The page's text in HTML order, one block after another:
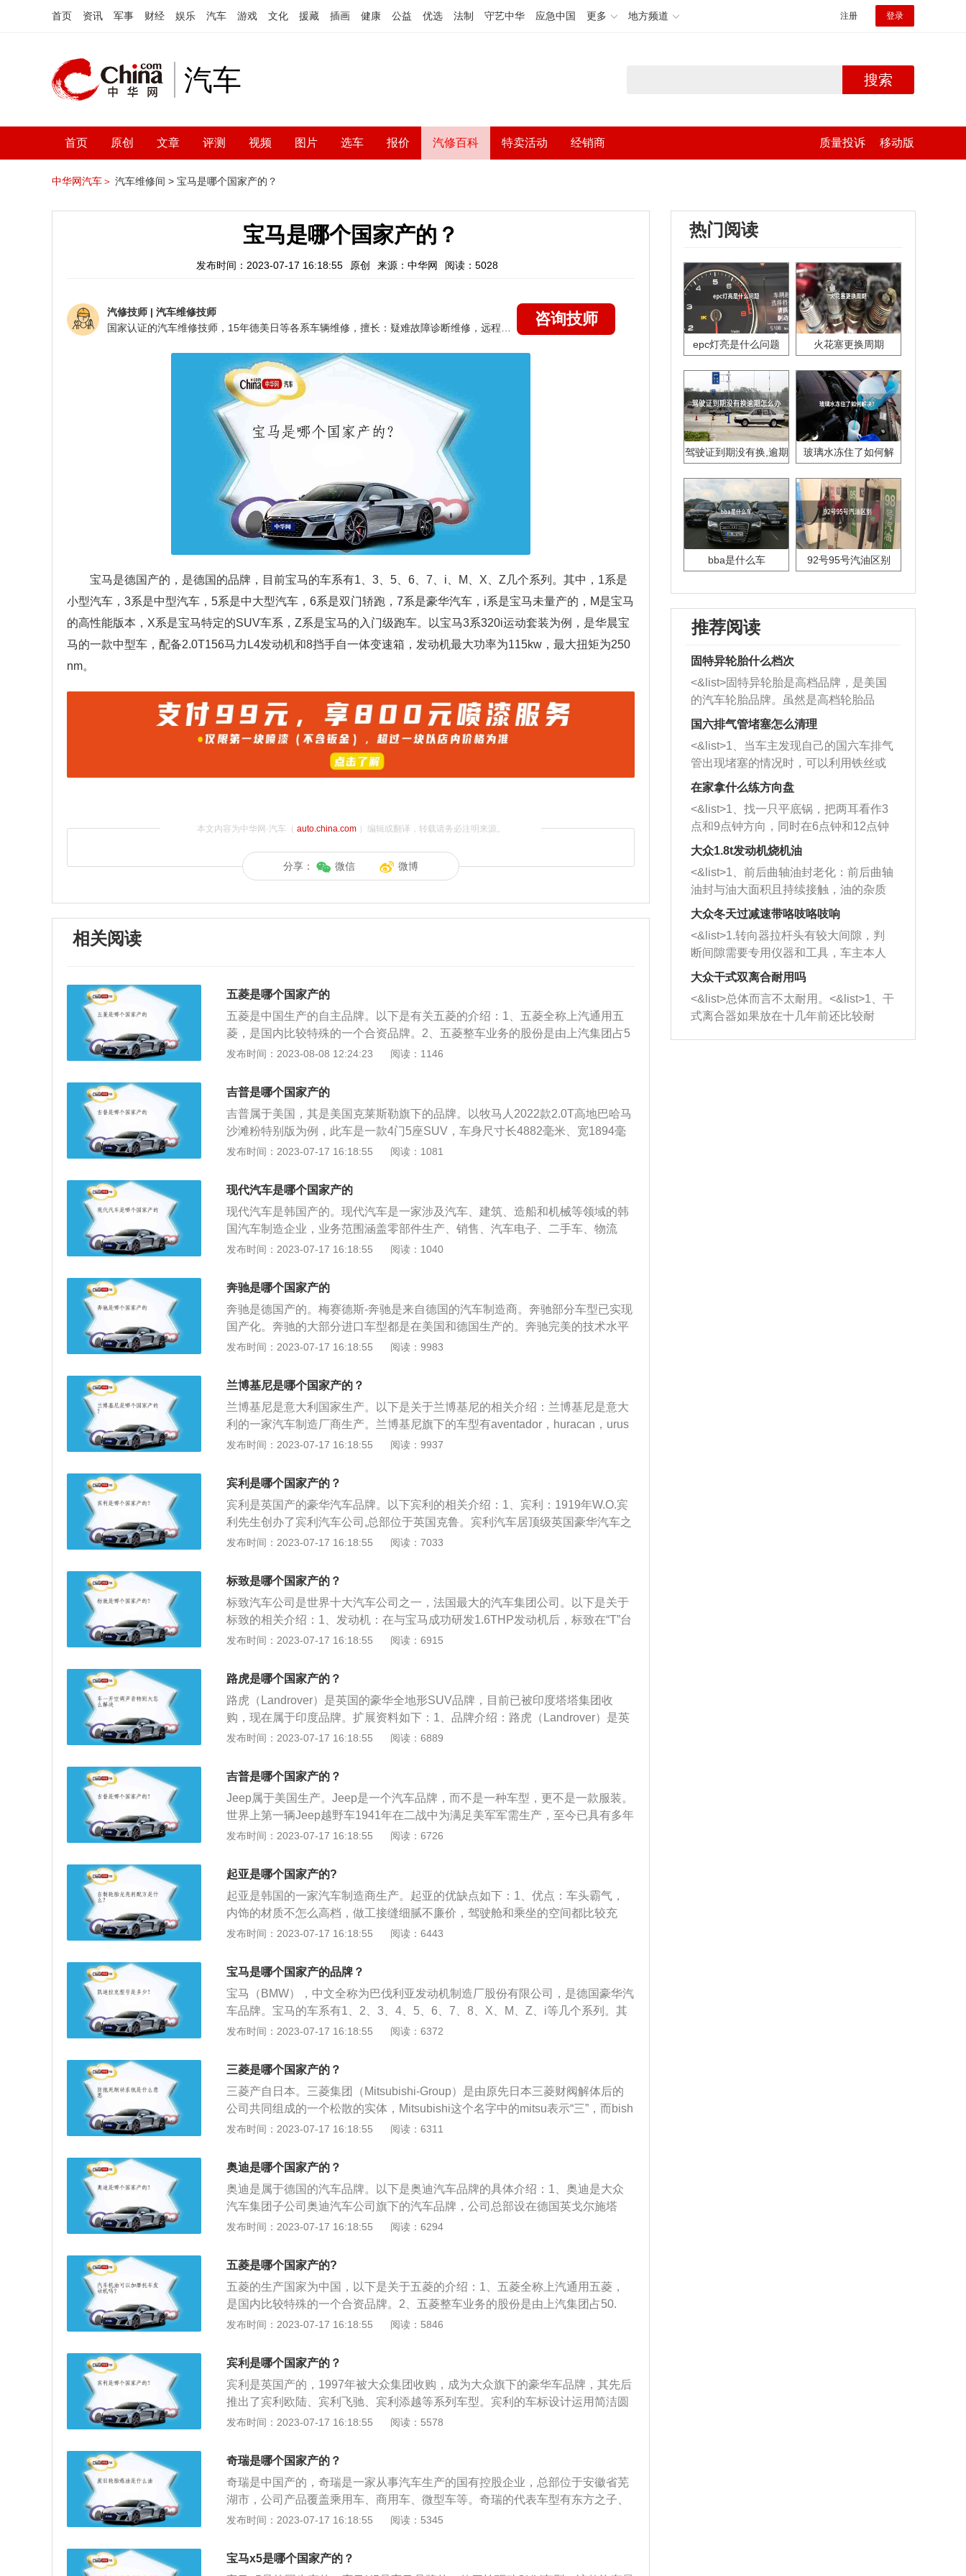
首页 资讯 军事 财经 娱乐 汽车 游戏 文化 援藏 插画 健康 公益 优选 法制 守艺中华 应急中国 更多 地方频道 注册 登录
汽车 搜索
首页 原创 文章 评测 视频 图片 选车 报价 汽修百科 特卖活动 经销商 质量投诉 移动版
中华网汽车＞ 汽车维修间 > 宝马是哪个国家产的？
宝马是哪个国家产的？
发布时间：2023-07-17 16:18:55 原创 来源：中华网 阅读：5028
汽修技师 | 汽车维修技师
咨询技师
宝马是德国产的，是德国的品牌，目前宝马的车系有1、3、5、6、7、i、M、X、Z几个系列。其中，1系是
小型汽车，3系是中型汽车，5系是中大型汽车，6系是双门轿跑，7系是豪华汽车，i系是宝马未量产的，M是宝马
的高性能版本，X系是宝马特定的SUV车系，Z系是宝马的入门级跑车。以宝马3系320i运动套装为例，是华晨宝
马的一款中型车，配备2.0T156马力L4发动机和8挡手自一体变速箱，发动机最大功率为115kw，最大扭矩为250
nm。
本文内容为中华网·汽车（ auto.china.com）编辑或翻译，转载请务必注明来源。
分享： 微信 微博
相关阅读
五菱是哪个国家产的
五菱是中国生产的自主品牌。以下是有关五菱的介绍：1、五菱全称上汽通用五
菱，是国内比较特殊的一个合资品牌。2、五菱整车业务的股份是由上汽集团占5
0.1%、通用汽车占44%、五菱汽车占5.9%，（数据来源与有驾官网）五菱的品牌
以“简单化、低成本”为制造宗旨，主要以生产面包车、小货车为主。4、五菱汽车
品牌诞生于1985年，是企业“艰苦创业，自强不息”精神的体现，现已经成为中国
汽车行业最具价值的品牌之一。“五菱”文字、图形商标分别荣获“中国驰名商标”
发布时间：2023-08-08 12:24:23 阅读：1146
吉普是哪个国家产的
吉普属于美国，其是美国克莱斯勒旗下的品牌。以牧马人2022款2.0T高地巴哈马
沙滩粉特别版为例，此车是一款4门5座SUV，车身尺寸长4882毫米、宽1894毫
米、高1838毫米、轴距3008毫米。油箱容积81.4升，整备质量1991千克。搭载2.
变速箱（以上数据来源于有驾官网）。以下是关于Jeep的介绍：Jeep是一个汽车
品牌。世界上第一辆Jeep越野车是1941年在二战中为满足美军军需生产的。已具
有80年历史。克莱斯勒公司作为Jeep的鼻祖，单独拥有这一注册商标。因此不是
所有吉普都叫Jeep。追溯Jeep的历史，不难发现其本身就是开创精神的结晶。从
声名赫赫的四驱车鼻祖威利斯MB到时代新宠瓦格尼尔，这个源于战争的产物一直
完美，传奇般引领着整个四驱车行业前行的步伐。在72年的发展历程中，Jeep无
疑是最受世人尊敬的品牌，其自诞生之日起就创造的无数传奇毋庸置疑。也正是
由于天赋的传奇历史和响亮易记的发音，让不少人将Jeep视为SUV的代名词。而
无限遐想和评论的空间。
发布时间：2023-07-17 16:18:55 阅读：1081
现代汽车是哪个国家产的
现代汽车是韩国产的。现代汽车是一家涉及汽车、建筑、造船和机械等领域的韩
国汽车制造企业，业务范围涵盖零部件生产、销售、汽车电子、二手车、物流
等，旗下主要有现代汽车、起亚汽车品牌，包含伊兰特、雅尊、胜达、格锐等。
mm、1415mm，轴距为2720mm，搭载无级变速箱，最大功率为84.5kw，最大
扭矩为143.9牛米。（数据来源于有驾官网）以雅尊2015款3.0L旗舰型为例，其
车身长宽高分别是4910mm、1860mm、1480mm，轴距为2845mm，搭载6档手
自一体变速箱，最大功率为184kw，最大扭矩为282牛米。（数据来源于有驾官
网）以胜达2020款380TGDi自动四驱DLXHTRAC智尊版为例，其车身长宽高分
箱，最大功率为169kw，最大扭矩为353牛米。（数据来源于有驾官网）以格越2
017款3.0L7座四驱舒适版为例，其车身长宽高分别是4915m、1885mm、1695m
m，轴距为2800mm，搭载6档手自一体变速箱，最大功率为194kw，最大扭矩为
到信任并成为永远受欢迎的世界一流汽车企业。2、对人的尊重：成为主导绿色
值来感动客户。4、技术革新：为了实现以人类为中心的尖端技术而不断努力。
5、创造文化：尊重个人，创造以人为本的汽车文化。
发布时间：2023-07-17 16:18:55 阅读：1040
奔驰是哪个国家产的
奔驰是德国产的。梅赛德斯-奔驰是来自德国的汽车制造商。奔驰部分车型已实现
国产化。奔驰的大部分进口车型都是在美国和德国生产的。奔驰完美的技术水平
过硬的质量标准，创新能力，一系列经典轿跑款式值得称道。在国际上，该品牌
豪华轿车。它继承了奔驰100多年精湛的造车艺术，底层是层出不穷的科技创
新。它在安全、汽车工程和环境保护方面，拥有超过三十多种先进的增强性设
备，是一辆可靠而优秀的汽车。每个细节都经过精心设计和打造，在驾驶性能、
豪华外观和安全性方面都达到了巅峰水平。搭载前沿的主动安全保护系统（PRE-
SAFE），率先实现现实安全理念，可提前发现危险，及时预防。S级轿车配备优
驰发动机技术显着降低了二氧化碳排放量和油耗，同时大大提高了动力输出，其
6缸和8缸动力装置符合严格的欧V排放标准。
发布时间：2023-07-17 16:18:55 阅读：9983
兰博基尼是哪个国家产的？
兰博基尼是意大利国家生产。以下是关于兰博基尼的相关介绍：兰博基尼是意大
利的一家汽车制造厂商生产。兰博基尼旗下的车型有aventador，huracan，urus
等。urus是一款suv车型，这是一款中大型suv。兰博基尼是一家集设计、工程、
塔·波隆尼有组装工厂，跑车全部都是纯手工制作。兰博基尼汽车模式的说明：汽
车可以换到普通模将式或者运动模式，这种模式下，车辆自带的各种辅助驾驶系
统会正常工作，和普通汽车没有区别。只是视野会低很多；也可以调整到赛道模
式或者专业模式，但是这种模式是专业赛车手使用，车辆会取消大多数的辅助驾
驶功能，车辆会打滑，会漂移等。
发布时间：2023-07-17 16:18:55 阅读：9937
宾利是哪个国家产的？
宾利是英国产的豪华汽车品牌。以下宾利的相关介绍：1、宾利：1919年W.O.宾
利先生创办了宾利汽车公司,总部位于英国克鲁。宾利汽车居顶级英国豪华汽车之
列，手工打造全世界最佳性能的豪华旅行轿车，宾利在1997年被大众集团收购。
翔的翅膀，整体恰似一只展翅高飞的雄鹰。中间的字母“B”为宾利汽车创始人Bent
ley名字的首字母，令宾利汽车既具有帝王般的尊贵气质，又起到纪念设计者的意
味。另外，在部分高端宾利车型（例如慕尚、雅骏、布鲁克兰等）的前引擎盖上
装有一枚与主体标志构成相仿的立体标志，这一点与劳斯莱斯的飞天女神立体标
志有着异曲同工之妙。
发布时间：2023-07-17 16:18:55 阅读：7033
标致是哪个国家产的？
标致汽车公司是世界十大汽车公司之一，法国最大的汽车集团公司。以下是关于
标致的相关介绍：1、发动机：在与宝马成功研发1.6THP发动机后，标致在“T”台
上的猫步也越踩越美，相继推出了1.2THP及1.8THP发动机。2、外观：标致汽车
狮眼大灯和狮爪尾灯等，都显得更有设计感。
发布时间：2023-07-17 16:18:55 阅读：6915
路虎是哪个国家产的？
路虎（Landrover）是英国的豪华全地形SUV品牌，目前已被印度塔塔集团收
购，现在属于印度品牌。扩展资料如下：1、品牌介绍：路虎（Landrover）是英
国一家古老的汽车公司，罗孚（Rover）是北欧的一个民族，生产自行车时就使
名。自创始以来就始终致力于为其驾驶者提供不断完善的四驱车驾驶体验。在四
驱车领域中，路虎公司不仅拥有先进的核心技术，而且充满了对四驱车的热情：
他是举世公认的权威四驱车革新者。尽管路虎在不断改进产品，但它始终秉承其
优良传统就是将公司价值与精益设计完美的结合。
发布时间：2023-07-17 16:18:55 阅读：6889
吉普是哪个国家产的？
Jeep属于美国生产。Jeep是一个汽车品牌，而不是一种车型，更不是一款服装。
世界上第一辆Jeep越野车1941年在二战中为满足美军军需生产，至今已具有多年
历史。以下是关于jeep的更多资料介绍：1、作为Jeep打造的全新中大型7座SU
的7孔式进气格栅，并采用双色处理，同时全新的前大灯组与格栅相连，并采用
了全LED光源，加直线的应用使得新车相比自由光更多了几分沉稳和大气。2、
内饰的设计方面采用了米色和黑色的双色搭配，让着外观硬朗的汉子有着比较优
雅的内饰氛围、多功能三幅式方向盘，对称式的中控台、炮筒仪表盘、飞翼式的
中控等元素，非常满足大众的审美需求，大面积采用了软质材料的包裹，特意给
车身尺寸分别为4873/1892/1738mm，轴距为2800mm，动力上，全系搭载都是
2.0T发动机+9AT的动力总成，其中两驱车型最大马力234PS，四驱车型最大马力
265PS，从参数上看这个动力总成也是在同级的水平里。
发布时间：2023-07-17 16:18:55 阅读：6726
起亚是哪个国家产的?
起亚是韩国的一家汽车制造商生产。起亚的优缺点如下：1、优点：车头霸气，
内饰的材质不怎么高档，做工接缝细腻不廉价，驾驶舱和乘坐的空间都比较充
裕，后备箱容积也比较不错，前后碟刹比老款前盘后鼓的要厚道。2、缺点：底
舒服，后排座椅不能放倒，一档齿比太大，挂一档动一点就得挂2档，否则有种
干踩油不走的感觉。
发布时间：2023-07-17 16:18:55 阅读：6443
宝马是哪个国家产的品牌？
宝马（BMW），中文全称为巴伐利亚发动机制造厂股份有限公司，是德国豪华汽
车品牌。宝马的车系有1、2、3、4、5、6、7、8、X、M、Z、i等几个系列。其
中，1系是小型汽车，2系是小型轿跑，3系是中型汽车，4系是中型轿跑（含敞
是豪华轿跑，i系是宝马电动车以及混合动力系列，M是宝马的高性能与跑车版
本，X系是宝马特定的SUV（运动型多功能汽车）车系，宝马Z系是宝马的入门级
跑车。宝马重要发展历程如下：1916年，宝马公司创建。1917年7月20日，吉斯
坦·奥托退休后，BFW公司便开始重组，正式名为BMW。1922年，BMW研制了
第一台摩托车发动机。1925年，BMW开始研制汽车，雏型也同时建成，它为日
W的4气缸发动机设计全线改为6气缸发动机设计。1954年，BMW推出由501型改
良的502型四门车。1968年，宝马进军大中华市场。1978年，推出氢能源发动机
的概念。2000年，卖掉MG罗孚和路虎/LandRover。2017年4月19日，在2017上
-iX和BMW-i4领衔多款重磅车型参加广州国际车展。
发布时间：2023-07-17 16:18:55 阅读：6372
三菱是哪个国家产的？
三菱产自日本。三菱集团（Mitsubishi-Group）是由原先日本三菱财阀解体后的
公司共同组成的一个松散的实体，Mitsubishi这个名字中的mitsu表示“三”，而bish
i表示“菱角”。三菱汽车总部在东京港区，在1970年从三菱重工业的自动车制造部
大汽车制造业者，生产私家车及轻型商用车辆，隶属于三菱集团旗下企业。第一
家三菱企业是岩崎弥太郎于1870年接手日本官方经营的长崎造船厂，1873年造船
厂更名为三菱商会。接着三菱开始涉足采矿、造船、银行、保险、仓储和贸易，
随后又经营纸、钢铁、玻璃、电气设备、飞机、石油和房地产。
发布时间：2023-07-17 16:18:55 阅读：6311
奥迪是哪个国家产的？
奥迪是属于德国的汽车品牌。以下是奥迪汽车品牌的具体介绍：1、奥迪是大众
汽车集团子公司奥迪汽车公司旗下的汽车品牌，公司总部设在德国英戈尔施塔
特，奥迪还在中国、马来西亚和南非等地设有生产厂。2、奥迪专注于中高端汽
比如发动机、变速箱、底盘悬挂，车身技术，奥迪都有不小的优势，奥迪的大灯
和四驱系统也非常出众。
发布时间：2023-07-17 16:18:55 阅读：6294
五菱是哪个国家产的?
五菱的生产国家为中国，以下是关于五菱的介绍：1、五菱全称上汽通用五菱，
是国内比较特殊的一个合资品牌。2、五菱整车业务的股份是由上汽集团占50.
1%、通用汽车占44%、五菱汽车占5.9%，但五菱的品牌是登记在中国广西自治
造宗旨，主要以生产面包车、小货车为主。4、五菱汽车品牌诞生于1985年，是
企业“艰苦创业，自强不息”精神的体现，现已经成为中国汽车行业最具价值的品
牌之一。“五菱”文字、图形商标分别荣获“中国驰名商标”
发布时间：2023-07-17 16:18:55 阅读：5846
宾利是哪个国家产的？
宾利是英国产的，1997年被大众集团收购，成为大众旗下的豪华车品牌，其先后
推出了宾利欧陆、宾利飞驰、宾利添越等系列车型。宾利的车标设计运用简洁圆
滑的线条，晕染、勾勒形成一对飞翔的翅膀，整体恰似一只展翅高飞的雄鹰。欧
多连杆式独立悬架。车身尺寸方面，其长宽高分别为4850mm、1954mm、1405
mm，轴距为2851mm，动力方面搭载4.0T双涡轮增压发动机，传动系统匹配8挡
双离合变速箱。
发布时间：2023-07-17 16:18:55 阅读：5578
奇瑞是哪个国家产的？
奇瑞是中国产的，奇瑞是一家从事汽车生产的国有控股企业，总部位于安徽省芜
湖市，公司产品覆盖乘用车、商用车、微型车等。奇瑞的代表车型有东方之子、
奇瑞QQ、瑞虎、奇瑞A1、奇瑞A3、风云、旗云、旗云2、奇瑞E5、瑞麒G6、瑞
是长4700毫米、宽1860毫米、高1746，轴距为2710毫米。这款车搭载了1.5T15
6马力L4发动机，最大功率为115千瓦。
发布时间：2023-07-17 16:18:55 阅读：5345
宝马x5是哪个国家产的？
热门阅读
epc灯亮是什么问题 火花塞更换周期
驾驶证到期没有换,逾期
玻璃水冻住了如何解
bba是什么车 92号95号汽油区别
推荐阅读
固特异轮胎什么档次
<&list>固特异轮胎是高档品牌，是美国
的汽车轮胎品牌。虽然是高档轮胎品
牌，但是中高低端的轮胎都有生产，这
也是为了更好的开拓市场。
国六排气管堵塞怎么清理
<&list>1、当车主发现自己的国六车排气
管出现堵塞的情况时，可以利用铁丝或
者是细棍，直接将杂物给取出来，如果
堵塞情况比较严重，也可以采取应急措
施。 <&list>2、直接利用木棍将所有的
杂物推到排气管里面的位置处，然后将
三元催化器拆解开，就可以将堵塞的东
西取出来。但如果是因为积碳过多引起
的堵塞，就需要将三元催化器泡在草酸
洗剂对堵塞的情况得到解决，将清洗剂
放在燃油箱中，与燃油混合后，车辆启
动时，就可以和汽油一起进入到燃烧
室，最后形成废气排出，就可以让三元
催化器得到清洗，排气管堵塞的情况就
能够得到解决。
在家拿什么练方向盘
<&list>1、找一只平底锅，把两耳看作3
点和9点钟方向，同时在6点钟和12点钟
方向做一个标记。 <&list>2、双手握住
一圈半的练习，往右同样也要打相同的
圈数。 <&list>3、最后强调要反复练
习，这样就可以形成肌肉记忆，在真实
驾驶车辆时，不需要记忆也能打好方
向。
大众1.8t发动机烧机油
<&list>1、前后曲轴油封老化：前后曲轴
油封与油大面积且持续接触，油的杂质
和发动机内持续温度变化使其密封效果
逐渐减弱，导致渗油或漏油。<&list>2、
活塞间隙过大：积碳会使活塞环与缸体
的间隙扩大，导致机油流入燃烧室中，
造成烧机油。<&list>3、机油粘度。使用
机油粘度过小的话，同样会有烧机油现
象，机油粘度过小具有很好的流动性，
大众冬天过减速带咯吱咯吱响
<&list>1.转向器拉杆头有较大间隙，判
断间隙需要专用仪器和工具，车主本人
无法制作，需要将车辆送到修理厂或4s
店；<&list>2.车辆半轴套管防尘罩破
裂，破裂后会出现漏油现象，使半轴磨
损严重，磨损的半轴容易损坏，产生异
响；<&list>3.稳定器的转向胶套和球头
大众干式双离合耐用吗
<&list>总体而言不太耐用。<&list>1、干
式离合器如果放在十几年前还比较耐